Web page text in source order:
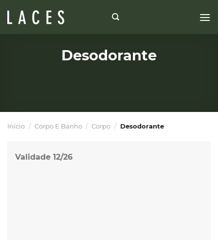
Desodorante
Início / Corpo E Banho / Corpo / Desodorante
Validade 12/26